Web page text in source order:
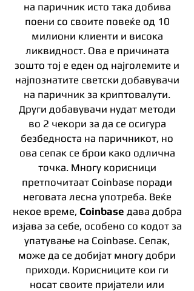
на паричник исто така добива
поени со своите повеќе од 10
милиони клиенти и висока
ликвидност. Ова е причината
зошто тој е еден од најголемите и
најпознатите светски добавувачи
на паричник за криптовалути.
Други добавувачи нудат методи
во 2 чекори за да се осигура
безбедноста на паричникот, но
ова сепак се брои како одлична
точка. Многу корисници
претпочитаат Coinbase поради
неговата лесна употреба. Веќе
некое време, Coinbase дава добра
изјава за себе, особено со кодот за
упатување на Coinbase. Сепак,
може да се добијат многу добри
приходи. Корисниците кои ги
носат своите пријатели или